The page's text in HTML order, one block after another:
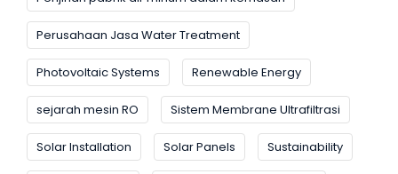
Perusahaan Jasa Water Treatment
Photovoltaic Systems Renewable Energy
sejarah mesin RO Sistem Membrane Ultrafiltrasi
Solar Installation Solar Panels Sustainability